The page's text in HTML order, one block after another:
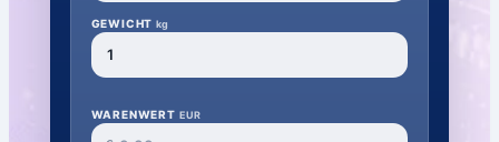
GEWICHT kg
WARENWERT EUR